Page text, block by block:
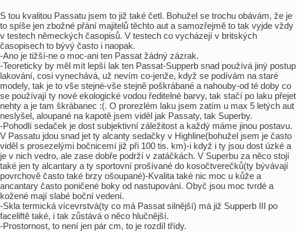
S tou kvalitou Passatu jsem to již také četl. Bohužel se trochu obávám, že je
to spíše jen zbožné přání majitelů těchto aut a samozřejmě to tak vyjde vždy
v testech německých časopisů. V testech co vycházejí v britských
časopisech to bývý často i naopak.
-Ano je tižší-ne o moc-ani ten Passat žádný zázrak.
-Teoreticky by měl mít lepší lak ten Passat-Supperb snad používá jiný postup
lakování, cosi vynechává, už nevím co-jenže, když se podívám na staré
modely, tak je to vše stejné-vše stejně poškrábané a nahouby-od té doby co
se používají ty nové ekologické vodou ředitelné barvy, tak stačí po laku přejet
nehty a je tam škrábanec :(. O prorezlém laku jsem zatím u max 5 letých aut
neslyšel, aloupané na kapotě jsem viděl jak Passaty, tak Superby.
-Pohodlí sedaček je dost subjektivní záležitost a každý máme jinou postavu.
V Passatu jdou snad jet ty alcanty sedačky v Highline(bohužel jsem je často
viděl s prosezelými bočnicemí již při 100 tis. km)-i když i ty jsou dost úzké a
je v nich vedro, ale zase dobře podrží v zatáčkách. V Superbu za něco stojí
také jen ty alcantary a ty sportovní prošívané do kosočtverečků(ty bývávají
povrchově často také brzy ošoupané)-Kvalita také nic moc u kůže a
ancantary často poničené boky od nastupování. Obyč jsou moc tvrdé a
kožené mají slabé boční vedení.
-Skla termická vícevrstvá(ty co má Passat silnější) má již Supperb III po
faceliftě také, i tak zůstává o něco hlučnější.
-Prostornost, to není jen pár cm, to je rozdíl třídy.